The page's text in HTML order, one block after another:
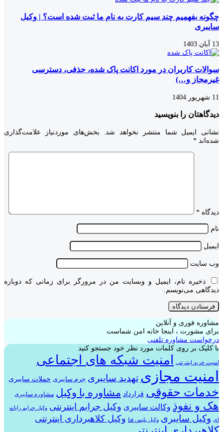
چگونه بفهمیم چند سیم کارت به نام ما ثبت شده است؟ | وکیل
سایبری
13 آبان 1403
سوالات کاربران در مورد اکانت پاک شده، حذفی، دسترسی
غیرمجاز و…)
11 شهریور 1404
دیدگاهتان را بنویسید
نشانی ایمیل شما منتشر نخواهد شد.
بخش‌های موردنیاز علامت‌گذاری
شده‌اند *
دیدگاه *
نام
ایمیل
وب‌ سایت
ذخیره نام، ایمیل و وبسایت من در مرورگر برای زمانی که دوباره
دیدگاهی می‌نویسم.
مشاوره فوری و آنلاین
برای مشورت ، اینجا خانه امن شماست
درخواست مشاوره تلفنی
با کلیک بر روی کلمات مورد نظر خود جستجو کنید
امنیت خرید اینترنتی امنیت شبکه های اجتماعی
امنیت مجازی تهدید سایبری جرم سایبری حملات سایبری
خدمات حقوقی قرارداد مشاوره با وکیل مشاوره سایبری
هک و نفوذ وکالت سایبری وکیل جرایم اینترنتی وکیل جرایم رایانه
ای وکیل سایبری وکیل پلیس فتا وکیل کلاهبرداری اینترنتی